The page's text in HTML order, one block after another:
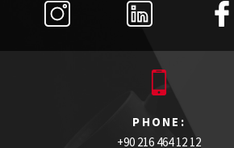
PHONE:
+90 216 464 12 12